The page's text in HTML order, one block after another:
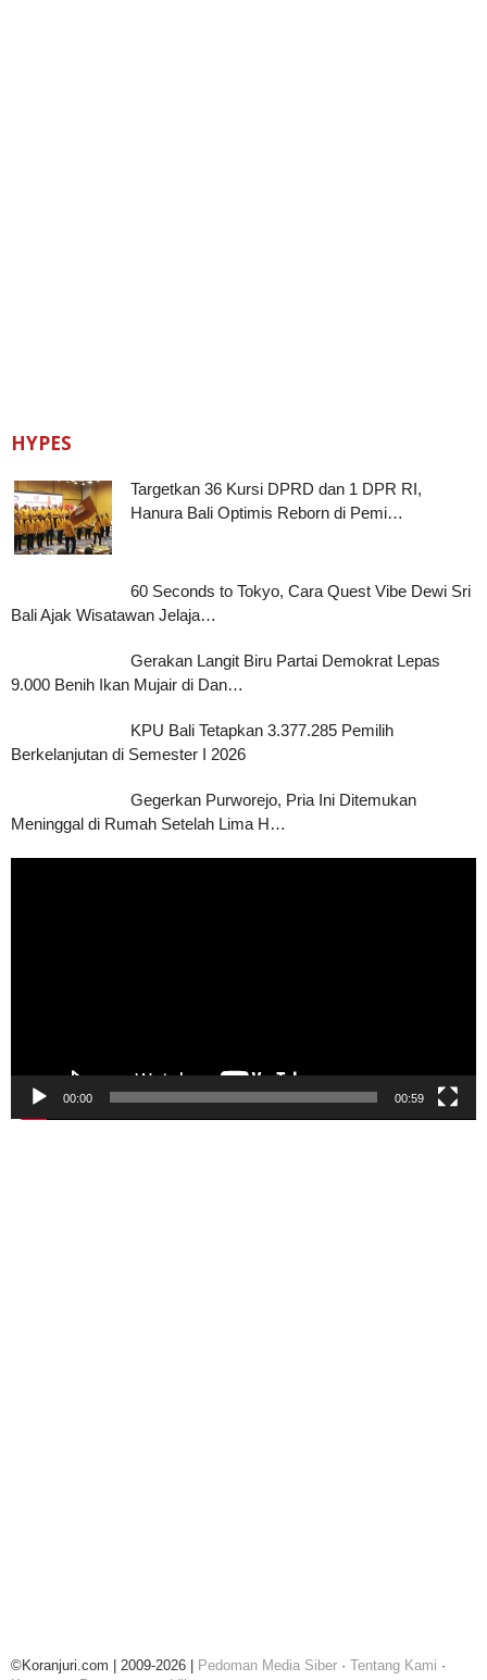
HYPES
Targetkan 36 Kursi DPRD dan 1 DPR RI,
Hanura Bali Optimis Reborn di Pemi…
60 Seconds to Tokyo, Cara Quest Vibe Dewi Sri
Bali Ajak Wisatawan Jelaja…
Gerakan Langit Biru Partai Demokrat Lepas
9.000 Benih Ikan Mujair di Dan…
KPU Bali Tetapkan 3.377.285 Pemilih
Berkelanjutan di Semester I 2026
Gegerkan Purworejo, Pria Ini Ditemukan
Meninggal di Rumah Setelah Lima H…
00:00 00:59
©Koranjuri.com | 2009-2026 | Pedoman Media Siber · Tentang Kami ·